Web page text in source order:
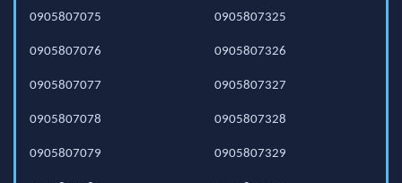
0905807075
0905807076
0905807077
0905807078
0905807079
0905807325
0905807326
0905807327
0905807328
0905807329